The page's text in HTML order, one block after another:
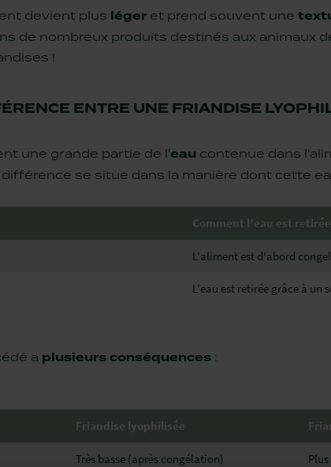
devient plus légeret prend souvent une
de nombreux produits destinés aux animaux
!
ENTRE UNE FRIANDISE
une grande partie de l'eau contenue dans
différence se situe dans la manière dont cette
Comment l'eau est retirée
L'aliment est d'abord
L'eau est retirée grâce à un
a plusieurs conséquences:
Friandise lyophilisée
Très basse (après congélation)